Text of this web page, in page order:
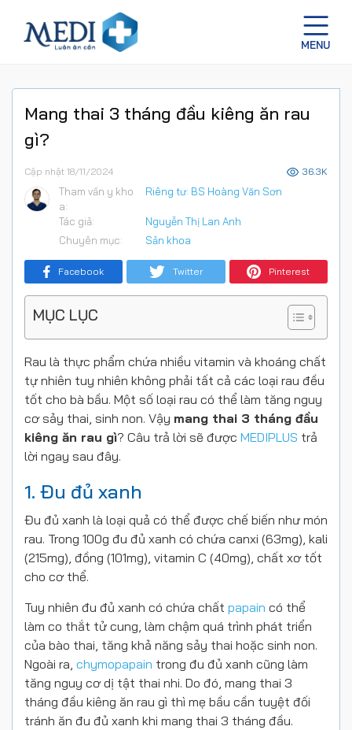
Mang thai 3 tháng đầu kiêng ăn rau
gì?
Cập nhật 18/11/2024 36.3K
Tham vấn y kho
a:
Riêng tư: BS Hoàng Văn Sơn
Tác giả:
Nguyễn Thị Lan Anh
Chuyên mục:
Sản khoa
Facebook Twitter Pinterest
MỤC LỤC
Rau là thực phẩm chứa nhiều vitamin và khoáng chất
tự nhiên tuy nhiên không phải tất cả các loại rau đều
tốt cho bà bầu. Một số loại rau có thể làm tăng nguy
cơ sảy thai, sinh non. Vậy mang thai 3 tháng đầu
kiêng ăn rau gì? Câu trả lời sẽ được MEDIPLUS trả
lời ngay sau đây.
1. Đu đủ xanh
Đu đủ xanh là loại quả có thể được chế biến như món
rau. Trong 100g đu đủ xanh có chứa canxi (63mg), kali
(215mg), đồng (101mg), vitamin C (40mg), chất xơ tốt
cho cơ thể.
Tuy nhiên đu đủ xanh có chứa chất papain có thể
làm co thắt tử cung, làm chậm quá trình phát triển
của bào thai, tăng khả năng sảy thai hoặc sinh non.
Ngoài ra, chymopapain trong đu đủ xanh cũng làm
tăng nguy cơ dị tật thai nhi. Do đó, mang thai 3
tháng đầu kiêng ăn rau gì thì mẹ bầu cần tuyệt đối
tránh ăn đu đủ xanh khi mang thai 3 tháng đầu.